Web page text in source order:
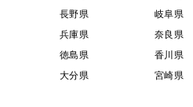
長野県 岐阜県
兵庫県 奈良県
徳島県 香川県
大分県 宮崎県